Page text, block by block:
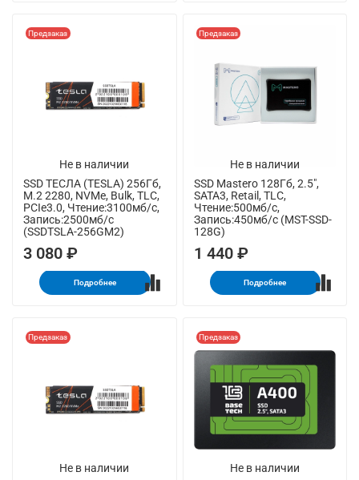
Не в наличии
Предзаказ
SSD ТЕСЛА (TESLA) 256Гб,
M.2 2280, NVMe, Bulk, TLC,
PCIe3.0, Чтение:3100мб/с,
Запись:2500мб/с
(SSDTSLA-256GM2)
3 080 ₽
Подробнее
Не в наличии
Предзаказ
SSD Mastero 128Гб, 2.5",
SATA3, Retail, TLC,
Чтение:500мб/с,
Запись:450мб/с (MST-SSD-
128G)
1 440 ₽
Подробнее
Не в наличии
Предзаказ
Не в наличии
Предзаказ